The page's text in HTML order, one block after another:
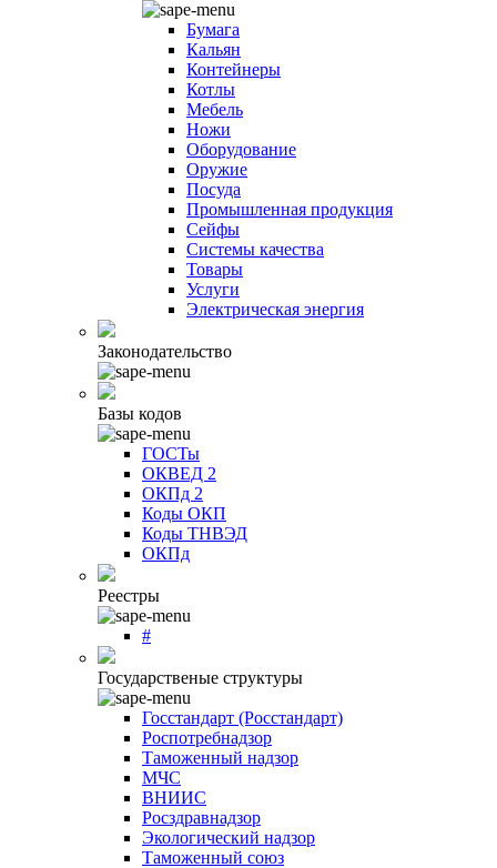
Бумага
Кальян
Контейнеры
Котлы
Мебель
Ножи
Оборудование
Оружие
Посуда
Промышленная продукция
Сейфы
Системы качества
Товары
Услуги
Электрическая энергия
Законодательство
Базы кодов
ГОСТы
ОКВЕД 2
ОКПд 2
Коды ОКП
Коды ТНВЭД
ОКПд
Реестры
#
Государственые структуры
Госстандарт (Росстандарт)
Роспотребнадзор
Таможенный надзор
МЧС
ВНИИС
Росздравнадзор
Экологический надзор
Таможенный союз